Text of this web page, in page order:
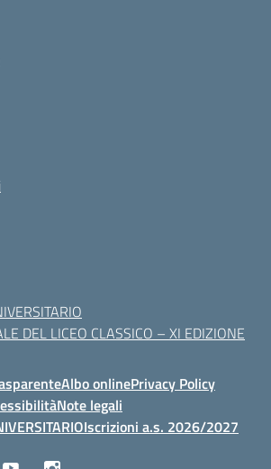
DEL LICEO CLASSICO – XI EDIZIONE
Albo onlinePrivacy Policy
Note legali
Iscrizioni a.s. 2026/2027